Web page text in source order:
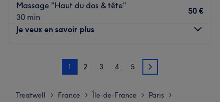
adaptée à la relaxation et à la détente.
Les spécialités de l’établissement : Beauté des mains ou
des pieds et épilation.
Massage "Haut du dos & tête"
30 min
50 €
Je veux en savoir plus
10:00
10:00
Jeudi
10:00 –
1 2 3 4 5 2
Treatwell > France > Île-de-France > Paris >